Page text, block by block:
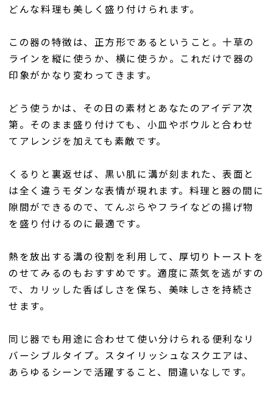
どんな料理も美しく盛り付けられます。
この器の特徴は、正方形であるということ。十草の
ラインを縦に使うか、横に使うか。これだけで器の
印象がかなり変わってきます。
どう使うかは、その日の素材とあなたのアイデア次
第。そのまま盛り付けても、小皿やボウルと合わせ
てアレンジを加えても素敵です。
くるりと裏返せば、黒い肌に溝が刻まれた、表面と
は全く違うモダンな表情が現れます。料理と器の間に
隙間ができるので、てんぷらやフライなどの揚げ物
を盛り付けるのに最適です。
熱を放出する溝の役割を利用して、厚切りトーストを
のせてみるのもおすすめです。適度に蒸気を逃がすの
で、カリッした香ばしさを保ち、美味しさを持続さ
せます。
同じ器でも用途に合わせて使い分けられる便利なリ
バーシブルタイプ。スタイリッシュなスクエアは、
あらゆるシーンで活躍すること、間違いなしです。